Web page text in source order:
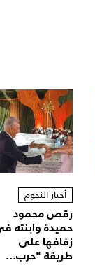
أخبار النجوم
رقص محمود
حميدة وابنته
زفافها على
طريقة "حرب...